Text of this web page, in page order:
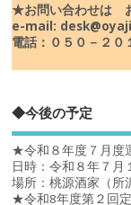
★お問い合わせは
e-mail:
電話：０５０－２０
◆今後の予定
★令和８年度７月度
日時：令和８年７月
場所：桃源酒家（所
★令和8年度第２回